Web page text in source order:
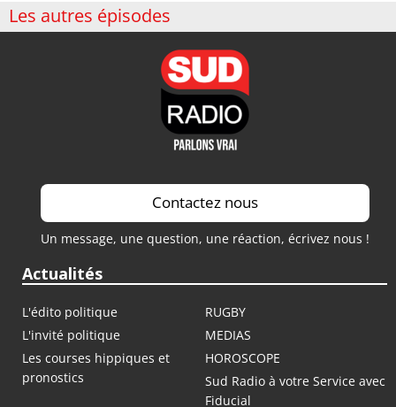
Les autres épisodes
Contactez nous
Un message, une question, une réaction, écrivez nous !
Actualités
L'édito politique
RUGBY
L'invité politique
MEDIAS
Les courses hippiques et
pronostics
HOROSCOPE
Sud Radio à votre Service avec
Fiducial